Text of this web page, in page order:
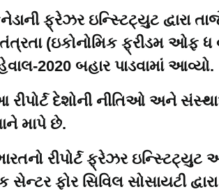
ફ્રેઝર ઇન્સ્ટિટ્યુટ દ્વારા
(ઇકોનોમિક ફ્રીડમ ઓફ ધ
2020 બહાર પાડવામાં આવ્યો.
દેશોની નીતિઓ અને
માપે છે.
રીપોર્ટ ફ્રેઝર ઇન્સ્ટિટ્યુટ
સેન્ટર ફોર સિવિલ સોસાયટી